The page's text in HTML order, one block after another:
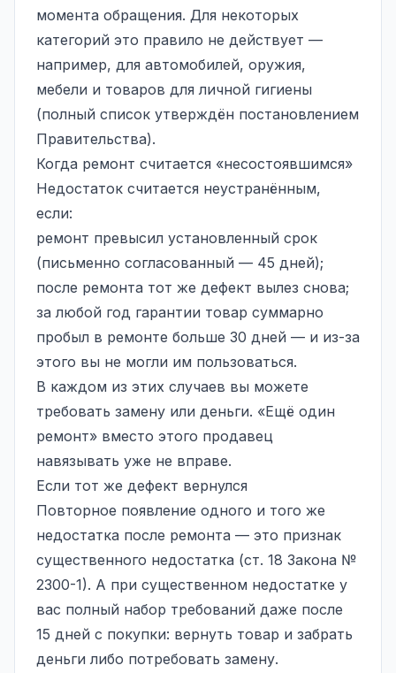
момента обращения. Для некоторых
категорий это правило не действует —
например, для автомобилей, оружия,
мебели и товаров для личной гигиены
(полный список утверждён постановлением
Правительства).
Когда ремонт считается «несостоявшимся»
Недостаток считается неустранённым,
если:
ремонт превысил установленный срок
(письменно согласованный — 45 дней);
после ремонта тот же дефект вылез снова;
за любой год гарантии товар суммарно
пробыл в ремонте больше 30 дней — и из-за
этого вы не могли им пользоваться.
В каждом из этих случаев вы можете
требовать замену или деньги. «Ещё один
ремонт» вместо этого продавец
навязывать уже не вправе.
Если тот же дефект вернулся
Повторное появление одного и того же
недостатка после ремонта — это признак
существенного недостатка (ст. 18 Закона №
2300-1). А при существенном недостатке у
вас полный набор требований даже после
15 дней с покупки: вернуть товар и забрать
деньги либо потребовать замену.